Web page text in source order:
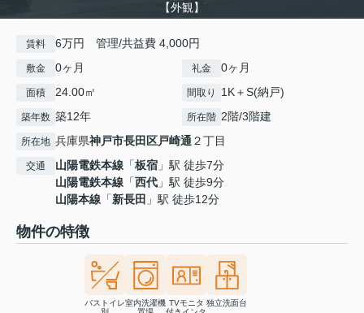
【外観】
賃料 6万円 管理/共益費 4,000円
敷金 0ヶ月 礼金 0ヶ月
面積 24.00㎡ 間取り 1K＋S(納戸)
築年数 築12年 所在階 2階/3階建
所在地 兵庫県神戸市長田区戸崎通２丁目
交通 山陽電鉄本線 「板宿 」駅 徒歩7分
山陽電鉄本線 「西代 」駅 徒歩9分
山陽本線 「新長田 」駅 徒歩12分
物件の特徴
バストイレ室内洗濯機 TVモニタ 独立洗面台